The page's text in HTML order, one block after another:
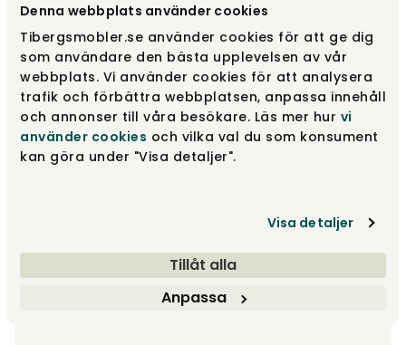
Denna webbplats använder cookies
Tibergsmobler.se använder cookies för att ge dig
som användare den bästa upplevelsen av vår
webbplats. Vi använder cookies för att analysera
trafik och förbättra webbplatsen, anpassa innehåll
och annonser till våra besökare. Läs mer hur vi
använder cookies och vilka val du som konsument
kan göra under "Visa detaljer".
Visa detaljer
Tillåt alla
Anpassa
Gör dina val
Rekommenderade tillval
Rekommenderade tillval
Fri frakt över 1.500 kr Prisgaranti